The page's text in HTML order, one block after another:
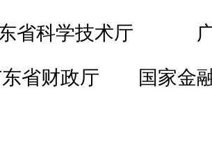
科学技术厅 广东
财政厅 国家金融